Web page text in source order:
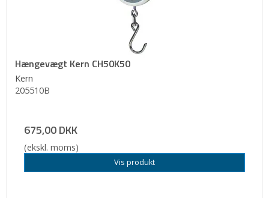
Hængevægt Kern CH50K50
Kern
205510B
675,00 DKK
(ekskl. moms)
Vis produkt